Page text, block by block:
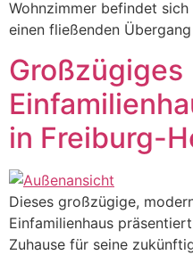
Wohnzimmer befindet
einen fließenden
Großzügiges
in Freiburg-
Dieses großzügige,
Einfamilienhaus
Zuhause für seine